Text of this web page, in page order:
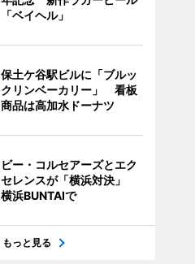
「ベイヘル」
保土ケ谷駅ビルに「ブルッ
クリンベーカリー」 看板
商品は高加水ドーナツ
ビー・コルセアーズとエク
セレンスが「横浜対決」
横浜BUNTAIで
もっと見る